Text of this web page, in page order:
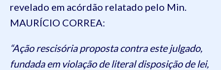
revelado em acórdão relatado pelo Min.
MAURÍCIO CORREA:
“Ação rescisória proposta contra este julgado,
fundada em violação de literal disposição de lei,